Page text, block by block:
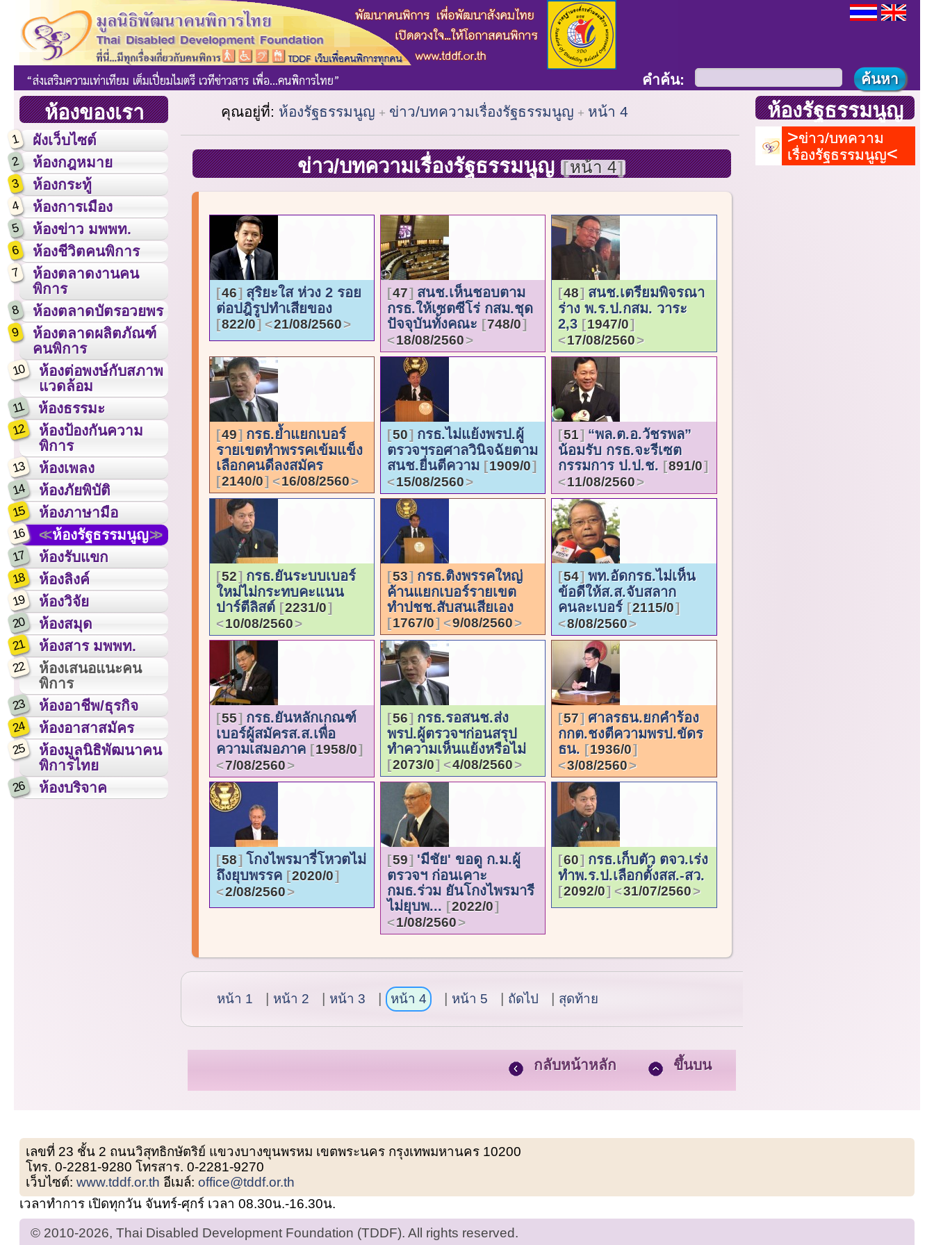
ห้องของเรา
1 ผังเว็บไซต์
2 ห้องกฎหมาย
3 ห้องกระทู้
4 ห้องการเมือง
5 ห้องข่าว มพพท.
6 ห้องชีวิตคนพิการ
7
ห้องตลาดงานคน
พิการ
8 ห้องตลาดบัตรอวยพร
9
ห้องตลาดผลิตภัณฑ์
คนพิการ
10
ห้องต่อพงษ์กับสภาพ
แวดล้อม
11 ห้องธรรมะ
12
ห้องป้องกันความ
พิการ
13 ห้องเพลง
14 ห้องภัยพิบัติ
15 ห้องภาษามือ
16 ห้องรัฐธรรมนูญ
17 ห้องรับแขก
18 ห้องลิงค์
19 ห้องวิจัย
20 ห้องสมุด
21 ห้องสาร มพพท.
22
ห้องเสนอแนะคน
พิการ
23 ห้องอาชีพ/ธุรกิจ
24 ห้องอาสาสมัคร
25
ห้องมูลนิธิพัฒนาคน
พิการไทย
26 ห้องบริจาค
คำค้น:
คุณอยู่ที่: ห้องรัฐธรรมนูญ ข่าว/บทความเรื่องรัฐธรรมนูญ หน้า 4
ข่าว/บทความเรื่องรัฐธรรมนูญ หน้า 4
46
สุริยะใส ห่วง 2 รอย
ต่อปฎิรูปทำเสียของ
822/0 21/08/2560
47
สนช.เห็นชอบตาม
กรธ.ให้เซตซีโร่ กสม.ชุด
ปัจจุบันทั้งคณะ
748/0
18/08/2560
48
สนช.เตรียมพิจรณา
ร่าง พ.ร.ป.กสม. วาระ
2,3
1947/0
17/08/2560
49
กรธ.ย้ำแยกเบอร์
รายเขตทำพรรคเข้มแข็ง
เลือกคนดีลงสมัคร
2140/0 16/08/2560
50
กรธ.ไม่แย้งพรป.ผู้
ตรวจฯรอศาลวินิจฉัยตาม
สนช.ยื่นตีความ
1909/0
15/08/2560
51
“พล.ต.อ.วัชรพล”
น้อมรับ กรธ.จะรีเซต
กรรมการ ป.ป.ช.
891/0
11/08/2560
52
กรธ.ยันระบบเบอร์
ใหม่ไม่กระทบคะแนน
ปาร์ตีลิสต์
2231/0
10/08/2560
53
กรธ.ติงพรรคใหญ่
ค้านแยกเบอร์รายเขต
ทำปชช.สับสนเสียเอง
1767/0 9/08/2560
54
พท.อัดกรธ.ไม่เห็น
ข้อดีให้ส.ส.จับสลาก
คนละเบอร์
2115/0
8/08/2560
55
กรธ.ยันหลักเกณฑ์
เบอร์ผู้สมัครส.ส.เพื่อ
ความเสมอภาค
1958/0
7/08/2560
56
กรธ.รอสนช.ส่ง
พรป.ผู้ตรวจฯก่อนสรุป
ทำความเห็นแย้งหรือไม่
2073/0 4/08/2560
57
ศาลรธน.ยกคำร้อง
กกต.ชงตีความพรป.ขัดร
ธน.
1936/0
3/08/2560
58
โกงไพรมารี่โหวตไม่
ถึงยุบพรรค
2020/0
2/08/2560
59
'มีชัย' ขอดู ก.ม.ผู้
ตรวจฯ ก่อนเคาะ
กมธ.ร่วม ยันโกงไพรมารี
ไม่ยุบพ...
2022/0
1/08/2560
60
กรธ.เก็บตัว ตจว.เร่ง
ทำพ.ร.ป.เลือกตั้งสส.-สว.
2092/0 31/07/2560
หน้า 1 หน้า 2 หน้า 3 หน้า 4 หน้า 5 ถัดไป สุดท้าย
กลับหน้าหลัก ขึ้นบน
ห้องรัฐธรรมนูญ
ข่าว/บทความ
เรื่องรัฐธรรมนูญ
เลขที่ 23 ชั้น 2 ถนนวิสุทธิกษัตริย์ แขวงบางขุนพรหม เขตพระนคร กรุงเทพมหานคร 10200
โทร. 0-2281-9280 โทรสาร. 0-2281-9270
เว็บไซต์:www.tddf.or.th อีเมล์:office@tddf.or.th
เวลาทำการ เปิดทุกวัน จันทร์-ศุกร์ เวลา 08.30น.-16.30น.
© 2010-2026, Thai Disabled Development Foundation (TDDF). All rights reserved.